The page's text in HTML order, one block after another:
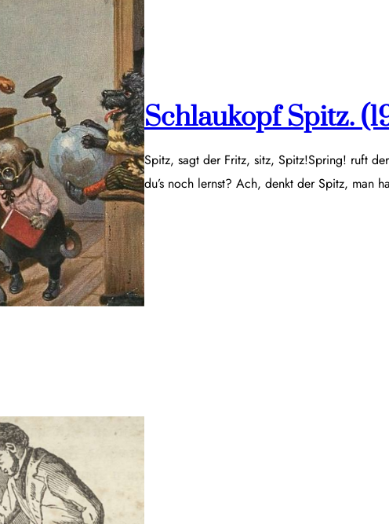
Schlaukopf Spitz.
Spitz, sagt der Fritz, sitz, Spitz!Spring! ruft
du’s noch lernst? Ach, denkt der Spitz, man